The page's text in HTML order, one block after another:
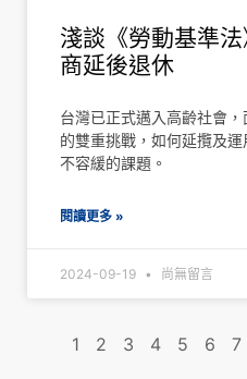
淺談《勞動基準
商延後退休
台灣已正式邁入高齡社會
的雙重挑戰，如何延攬及
不容緩的課題。
閱讀更多 »
2024-09-19 尚無留言
1 2 3 4 5 6 7